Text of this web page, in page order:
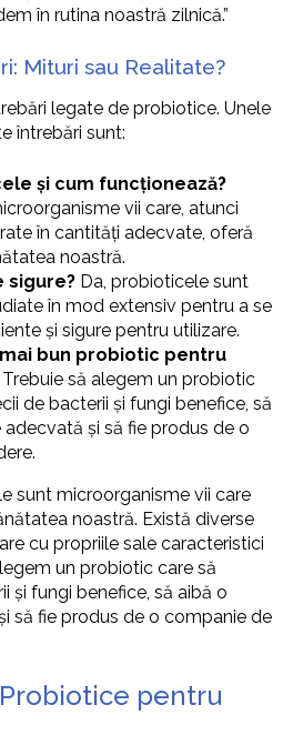
în rutina noastră zilnică.”
Mituri sau Realitate?
legate de probiotice. Unele
întrebări sunt:
și cum funcționează?
vii care, atunci
în cantități adecvate, oferă
noastră.
sigure? Da, probioticele sunt
în mod extensiv pentru a se
și sigure pentru utilizare.
bun probiotic pentru
Trebuie să alegem un probiotic
de bacterii și fungi benefice, să
și să fie produs de o
sunt microorganisme vii care
noastră. Există diverse
cu propriile sale caracteristici
un probiotic care să
și fungi benefice, să aibă o
să fie produs de o companie de
pentru